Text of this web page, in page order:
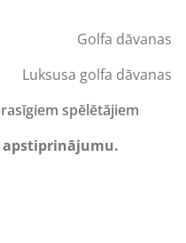
Golfa dāvanas
Luksusa golfa dāvanas
spēlētājiem
apstiprinājumu.